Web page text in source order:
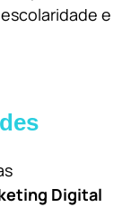
e
Digital